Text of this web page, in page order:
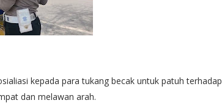
kepada para tukang becak untuk patuh terhadap
dan melawan arah.